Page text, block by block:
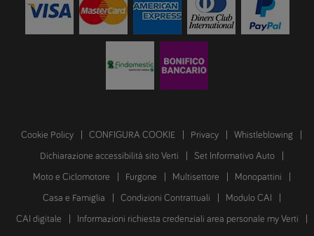
Cookie Policy CONFIGURA COOKIE Privacy Whistleblowing
Dichiarazione accessibilità sito Verti Set Informativo Auto
Moto e Ciclomotore Furgone Multisettore Monopattini
Casa e Famiglia Condizioni Contrattuali Modulo CAI
CAI digitale Informazioni richiesta credenziali area personale my Verti